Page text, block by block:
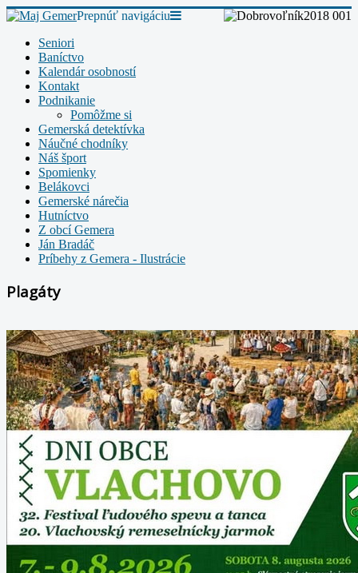
Prepnúť navigáciu
Seniori
Baníctvo
Kalendár osobností
Kontakt
Podnikanie
Pomôžme si
Gemerská detektívka
Náučné chodníky
Náš šport
Spomienky
Belákovci
Gemerské nárečia
Hutníctvo
Z obcí Gemera
Ján Bradáč
Príbehy z Gemera - Ilustrácie
Plagáty